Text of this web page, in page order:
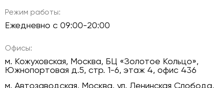
Режим работы:
Ежедневно с 09:00-20:00
Офисы:
м. Кожуховская, Москва, БЦ «Золотое Кольцо»,
Южнопортовая д.5, стр. 1-6, этаж 4, офис 436
м. Автозаводская, Москва, ул. Ленинская Слобода,